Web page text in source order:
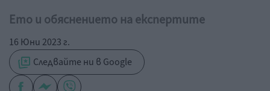
Ето и обяснението на експертите
16 Юни 2023 г.
Следвайте ни в Google